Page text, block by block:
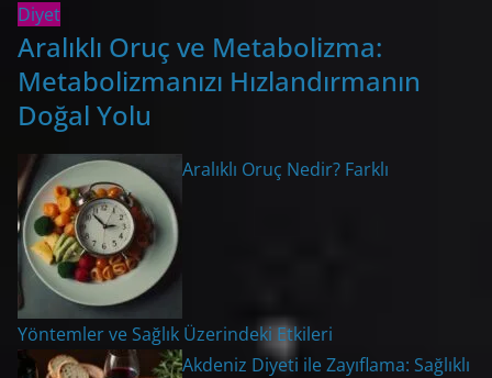
Diyet
Aralıklı Oruç ve Metabolizma:
Metabolizmanızı Hızlandırmanın
Doğal Yolu
Aralıklı Oruç Nedir? Farklı
Yöntemler ve Sağlık Üzerindeki Etkileri
Akdeniz Diyeti ile Zayıflama: Sağlıklı